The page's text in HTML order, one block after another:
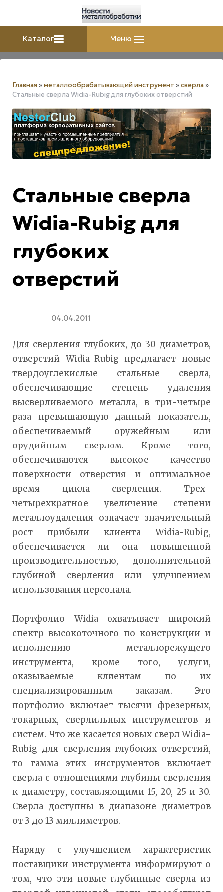
Каталог Меню
Главная »металлообрабатывающий инструмент »сверла »
Стальные сверла Widia-Rubig для глубоких отверстий
Стальные сверла
Widia-Rubig для
глубоких
отверстий
04.04.2011
Для сверления глубоких, до 30 диаметров,
отверстий Widia-Rubig предлагает новые
твердоуглекислые стальные сверла,
обеспечивающие степень удаления
высверливаемого металла, в три-четыре
раза превышающую данный показатель,
обеспечиваемый оружейным или
орудийным сверлом. Кроме того,
обеспечиваются высокое качество
поверхности отверстия и оптимальное
время цикла сверления. Трех-
четырехкратное увеличение степени
металлоудаления означает значительный
рост прибыли клиента Widia-Rubig,
обеспечивается ли она повышенной
производительностью, дополнительной
глубиной сверления или улучшением
использования персонала.
Портфолио Widia охватывает широкий
спектр высокоточного по конструкции и
исполнению металлорежущего
инструмента, кроме того, услуги,
оказываемые клиентам по их
специализированным заказам. Это
портфолио включает тысячи фрезерных,
токарных, сверлильных инструментов и
систем. Что же касается новых сверл Widia-
Rubig для сверления глубоких отверстий,
то гамма этих инструментов включает
сверла с отношениями глубины сверления
к диаметру, составляющими 15, 20, 25 и 30.
Сверла доступны в диапазоне диаметров
от 3 до 13 миллиметров.
Наряду с улучшением характеристик
поставщики инструмента информируют о
том, что эти новые глубинные сверла из